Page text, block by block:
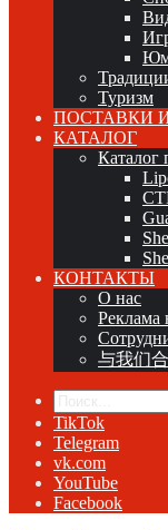
Туризм
ПОСТАВКИ
КАТАЛОГ
Каталог
КОНТАКТЫ
О нас
Реклама
与我们
TikTok
Telegram
vk.com
YouTube
Facebook